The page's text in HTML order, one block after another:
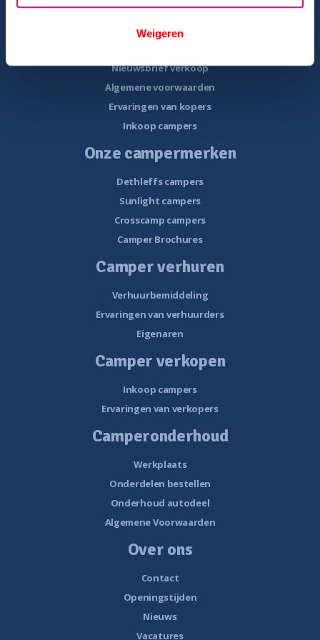
Weigeren
Overzicht campers te koop
Gratis E-book – Tips camper kopen
Nieuwsbrief verkoop
Algemene voorwaarden
Ervaringen van kopers
Inkoop campers
Onze campermerken
Dethleffs campers
Sunlight campers
Crosscamp campers
Camper Brochures
Camper verhuren
Verhuurbemiddeling
Ervaringen van verhuurders
Eigenaren
Camper verkopen
Inkoop campers
Ervaringen van verkopers
Camperonderhoud
Werkplaats
Onderdelen bestellen
Onderhoud autodeel
Algemene Voorwaarden
Over ons
Contact
Openingstijden
Nieuws
Vacatures